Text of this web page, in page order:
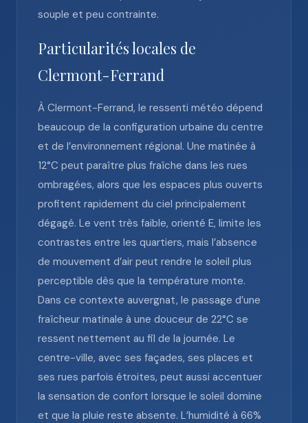
souple et peu contrainte.
Particularités locales de
Clermont-Ferrand
À Clermont-Ferrand, le ressenti météo dépend
beaucoup de la configuration urbaine du centre
et de l’environnement régional. Une matinée à
12°C peut paraître plus fraîche dans les rues
ombragées, alors que les espaces plus ouverts
profitent rapidement du ciel principalement
dégagé. Le vent très faible, orienté E, limite les
contrastes entre les quartiers, mais l’absence
de mouvement d’air peut rendre le soleil plus
perceptible dès que la température monte.
Dans ce contexte auvergnat, le passage d’une
fraîcheur matinale à une douceur de 22°C se
ressent nettement au fil de la journée. Le
centre-ville, avec ses façades, ses places et
ses rues parfois étroites, peut aussi accentuer
la sensation de confort lorsque le soleil domine
et que la pluie reste absente. L’humidité à 66%